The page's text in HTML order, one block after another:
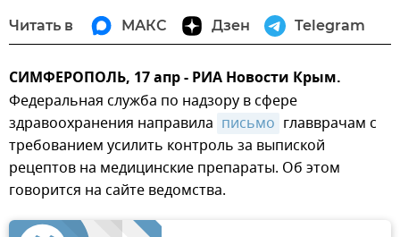
Читать в МАКС Дзен Telegram
СИМФЕРОПОЛЬ, 17 апр - РИА Новости Крым.
Федеральная служба по надзору в сфере
здравоохранения направила письмо главврачам с
требованием усилить контроль за выпиской
рецептов на медицинские препараты. Об этом
говорится на сайте ведомства.